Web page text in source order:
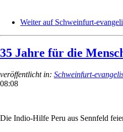
Weiter auf Schweinfurt-
35 Jahre für die
veröffentlicht in: Schweinfurt-
08:08
Die Indio-Hilfe Peru aus Sennfeld